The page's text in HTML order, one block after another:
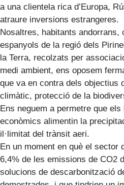
a una clientela rica d’Europa,
atraure inversions estrangeres.
Nosaltres, habitants andorrans,
espanyols de la regió dels
la Terra, recolzats per
medi ambient, ens oposem
que va en contra dels objectius
climàtic, protecció de la
Ens neguem a permetre que
econòmics alimentin la
il·limitat del trànsit aeri.
En un moment en què el sector
6,4% de les emissions de CO2
solucions de descarbonització